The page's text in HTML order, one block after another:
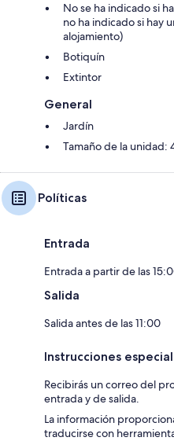
No se ha indicado si
no ha indicado si hay
alojamiento)
Botiquín
Extintor
General
Jardín
Tamaño de la unidad:
Políticas
Entrada
Entrada a partir de las
Salida
Salida antes de las 11:00
Instrucciones
Recibirás un correo del
entrada y de salida.
La información
traducirse con